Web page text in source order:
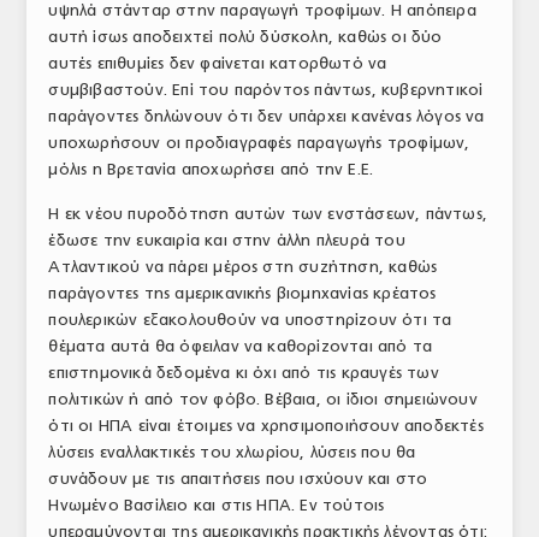
υψηλά στάνταρ στην παραγωγή τροφίμων. Η απόπειρα
αυτή ίσως αποδειχτεί πολύ δύσκολη, καθώς οι δύο
αυτές επιθυμίες δεν φαίνεται κατορθωτό να
συμβιβαστούν. Επί του παρόντος πάντως, κυβερνητικοί
παράγοντες δηλώνουν ότι δεν υπάρχει κανένας λόγος να
υποχωρήσουν οι προδιαγραφές παραγωγής τροφίμων,
μόλις η Βρετανία αποχωρήσει από την Ε.Ε.
Η εκ νέου πυροδότηση αυτών των ενστάσεων, πάντως,
έδωσε την ευκαιρία και στην άλλη πλευρά του
Ατλαντικού να πάρει μέρος στη συζήτηση, καθώς
παράγοντες της αμερικανικής βιομηχανίας κρέατος
πουλερικών εξακολουθούν να υποστηρίζουν ότι τα
θέματα αυτά θα όφειλαν να καθορίζονται από τα
επιστημονικά δεδομένα κι όχι από τις κραυγές των
πολιτικών ή από τον φόβο. Βέβαια, οι ίδιοι σημειώνουν
ότι οι ΗΠΑ είναι έτοιμες να χρησιμοποιήσουν αποδεκτές
λύσεις εναλλακτικές του χλωρίου, λύσεις που θα
συνάδουν με τις απαιτήσεις που ισχύουν και στο
Ηνωμένο Βασίλειο και στις ΗΠΑ. Εν τούτοις
υπεραμύνονται της αμερικανικής πρακτικής λέγοντας ότι: